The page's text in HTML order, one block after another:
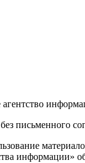
письменного
информации»